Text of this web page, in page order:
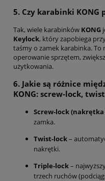
5. Czy karabinki KONG
Tak, wiele karabinków KONG
Keylock, który zapobiega
taśmy o zamek karabinka. To
operowanie sprzętem,
użytkowania.
6. Jakie są różnice
KONG: screw-lock,
Screw-lock
zamka.
Twist-lock–
nakrętki.
Triple-lock–
trzech ruchów